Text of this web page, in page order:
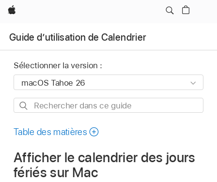
Apple
Guide d’utilisation de Calendrier
Sélectionner la version :
Rechercher
ce
Table des matières
Afficher le calendrier des jours
fériés sur Mac